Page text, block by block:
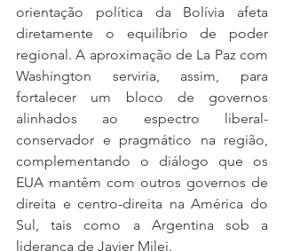
orientação política da Bolívia afeta
diretamente o equilíbrio de poder
regional. A aproximação de La Paz com
Washington serviria, assim, para
fortalecer um bloco de governos
alinhados ao espectro liberal-
conservador e pragmático na região,
complementando o diálogo que os
EUA mantêm com outros governos de
direita e centro-direita na América do
Sul, tais como a Argentina sob a
liderança de Javier Milei.